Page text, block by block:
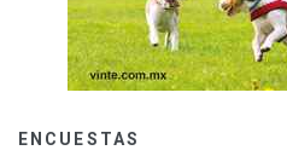
ENCUESTAS